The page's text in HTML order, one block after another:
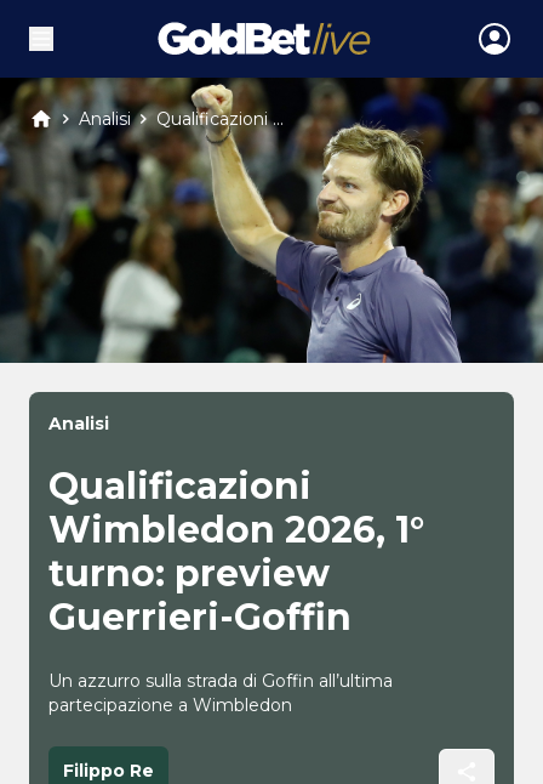
Analisi Qualificazioni ...
Analisi
Qualificazioni
Wimbledon 2026, 1°
turno: preview
Guerrieri-Goffin
Un azzurro sulla strada di Goffin all’ultima
partecipazione a Wimbledon
Filippo Re